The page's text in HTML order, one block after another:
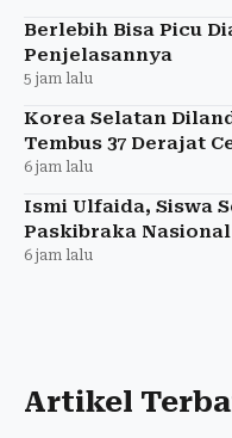
Berlebih Bisa Picu
Penjelasannya
5 jam lalu
Korea Selatan
Tembus 37 Derajat
6 jam lalu
Ismi Ulfaida, Siswa
Paskibraka Nasional
6 jam lalu
Artikel